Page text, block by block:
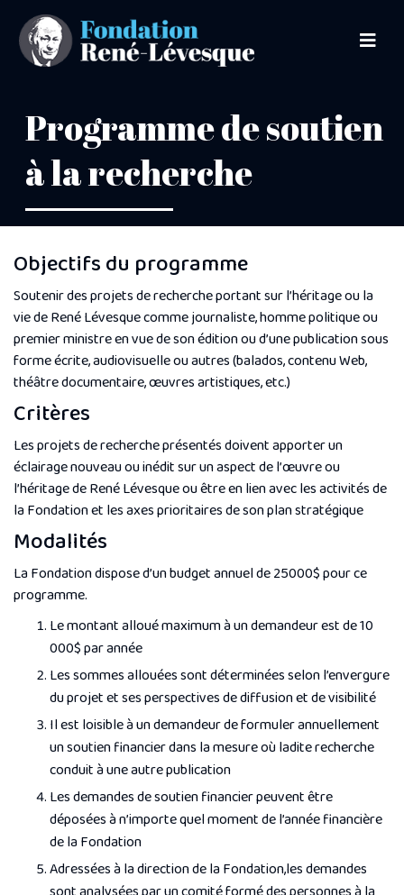
Programme de soutien
à la recherche
Objectifs du programme
Soutenir des projets de recherche portant sur l’héritage ou la
vie de René Lévesque comme journaliste, homme politique ou
premier ministre en vue de son édition ou d’une publication sous
forme écrite, audiovisuelle ou autres (balados, contenu Web,
théâtre documentaire, œuvres artistiques, etc.)
Critères
Les projets de recherche présentés doivent apporter un
éclairage nouveau ou inédit sur un aspect de l’œuvre ou
l’héritage de René Lévesque ou être en lien avec les activités de
la Fondation et les axes prioritaires de son plan stratégique
Modalités
La Fondation dispose d’un budget annuel de 25000$ pour ce
programme.
Le montant alloué maximum à un demandeur est de 10
000$ par année
Les sommes allouées sont déterminées selon l’envergure
du projet et ses perspectives de diffusion et de visibilité
Il est loisible à un demandeur de formuler annuellement
un soutien financier dans la mesure où ladite recherche
conduit à une autre publication
Les demandes de soutien financier peuvent être
déposées à n’importe quel moment de l’année financière
de la Fondation
Adressées à la direction de la Fondation,les demandes